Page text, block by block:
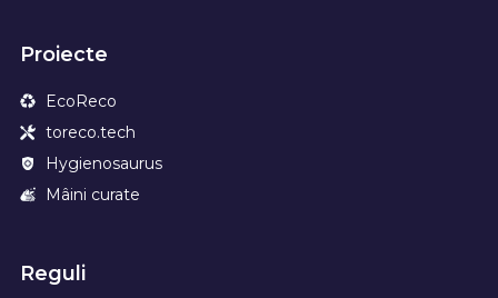
Proiecte
EcoReco
toreco.tech
Hygienosaurus
Mâini curate
Reguli